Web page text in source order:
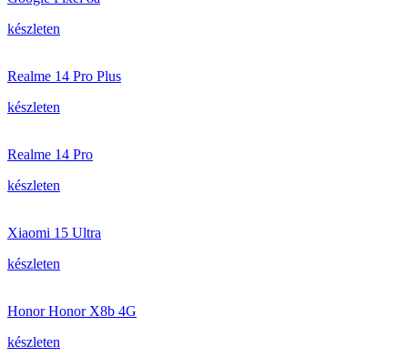
készleten
Realme 14 Pro Plus
készleten
Realme 14 Pro
készleten
Xiaomi 15 Ultra
készleten
Honor Honor X8b 4G
készleten